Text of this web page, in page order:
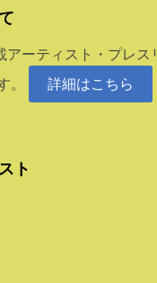
アーティスト・プレス
。
詳細はこちら
ト